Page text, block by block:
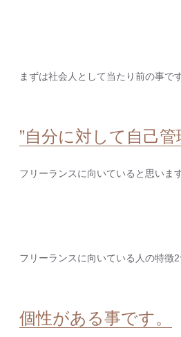
まずは社会人として当たり前の事で
”自分に対して自己管
フリーランスに向いていると思いま
フリーランスに向いている人の特徴
個性がある事です。